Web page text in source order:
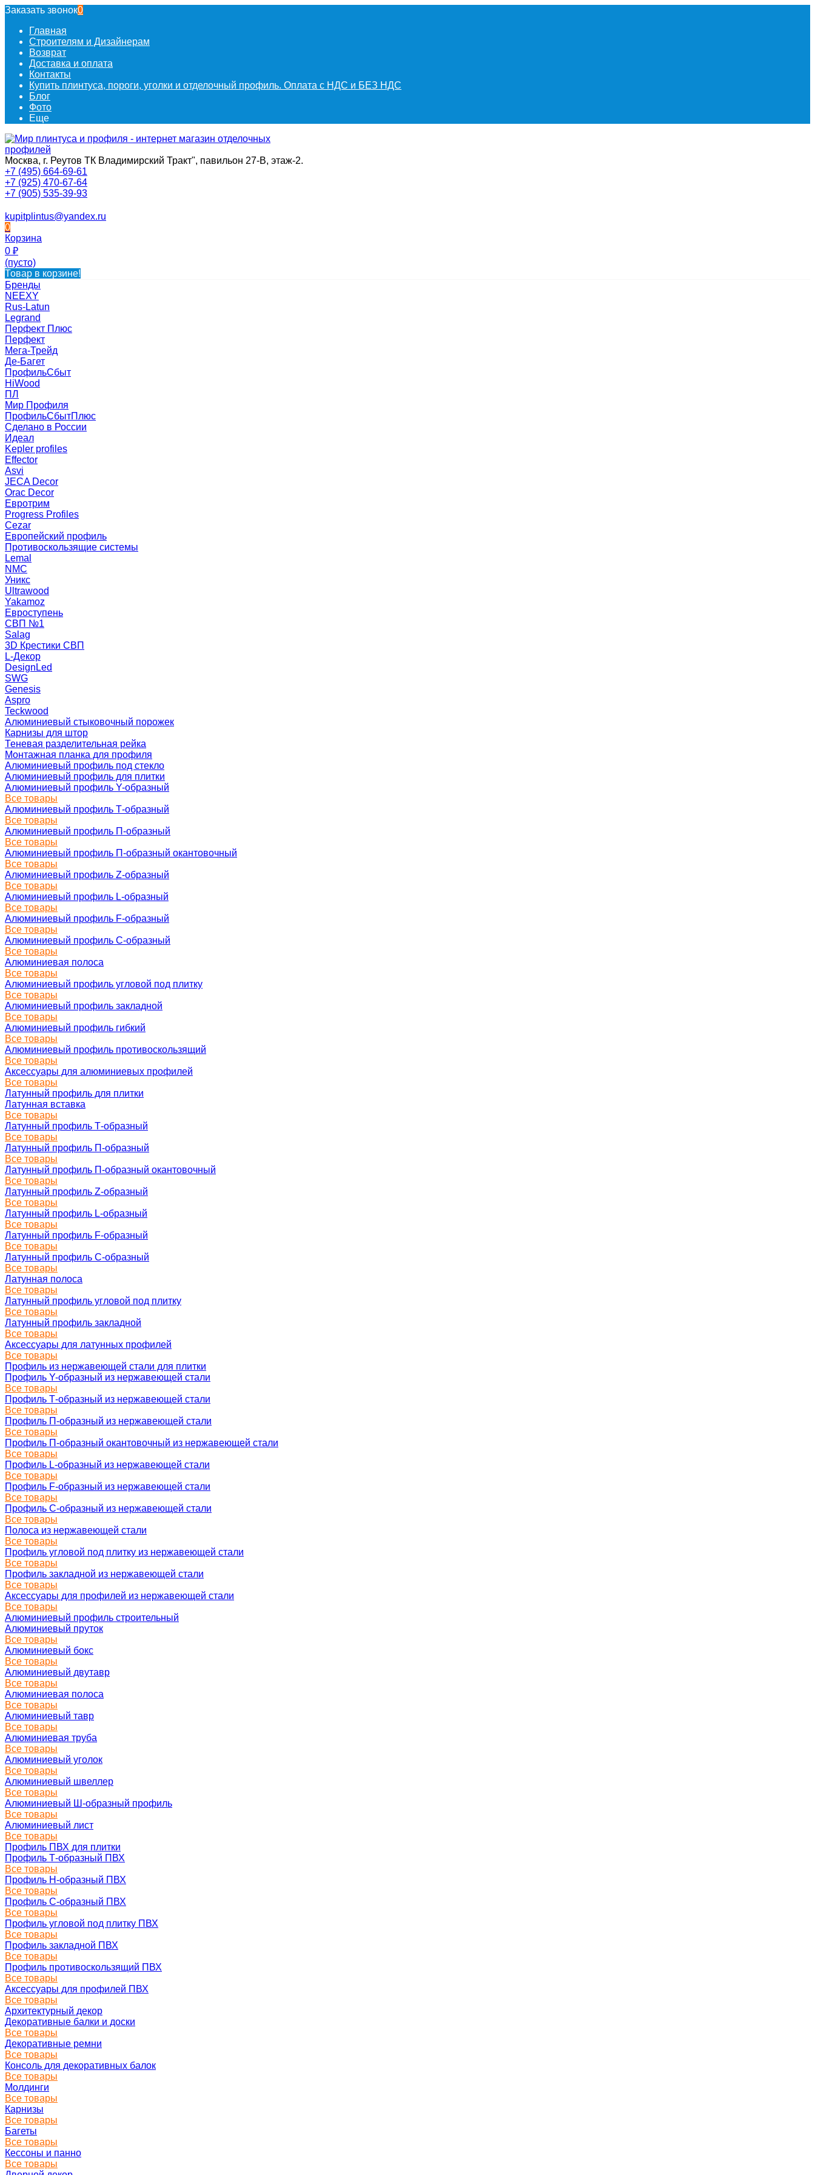
Заказать звонок0
Главная
Строителям и Дизайнерам
Возврат
Доставка и оплата
Контакты
Купить плинтуса, пороги, уголки и отделочный профиль. Оплата с НДС и БЕЗ НДС
Блог
Фото
Еще
Москва, г. Реутов ТК Владимирский Тракт", павильон 27-В, этаж-2.
+7 (495) 664-69-61
+7 (925) 470-67-64
+7 (905) 535-39-93
kupitplintus@yandex.ru
0
Корзина
0 ₽
(пусто)
Товар в корзине!
Бренды
NEEXY
Rus-Latun
Legrand
Перфект Плюс
Перфект
Мега-Трейд
Де-Багет
ПрофильСбыт
HiWood
ПЛ
Мир Профиля
ПрофильСбытПлюс
Сделано в России
Идеал
Kepler profiles
Effector
Asvi
JECA Decor
Orac Decor
Евротрим
Progress Profiles
Cezar
Европейский профиль
Противоскользящие системы
Lemal
NMC
Уникс
Ultrawood
Yakamoz
Евроступень
СВП №1
Salag
3D Крестики СВП
L-Декор
DesignLed
SWG
Genesis
Aspro
Teckwood
Алюминиевый стыковочный порожек
Карнизы для штор
Теневая разделительная рейка
Монтажная планка для профиля
Алюминиевый профиль под стекло
Алюминиевый профиль для плитки
Алюминиевый профиль Y-образный
Все товары
Алюминиевый профиль Т-образный
Все товары
Алюминиевый профиль П-образный
Все товары
Алюминиевый профиль П-образный окантовочный
Все товары
Алюминиевый профиль Z-образный
Все товары
Алюминиевый профиль L-образный
Все товары
Алюминиевый профиль F-образный
Все товары
Алюминиевый профиль C-образный
Все товары
Алюминиевая полоса
Все товары
Алюминиевый профиль угловой под плитку
Все товары
Алюминиевый профиль закладной
Все товары
Алюминиевый профиль гибкий
Все товары
Алюминиевый профиль противоскользящий
Все товары
Аксессуары для алюминиевых профилей
Все товары
Латунный профиль для плитки
Латунная вставка
Все товары
Латунный профиль Т-образный
Все товары
Латунный профиль П-образный
Все товары
Латунный профиль П-образный окантовочный
Все товары
Латунный профиль Z-образный
Все товары
Латунный профиль L-образный
Все товары
Латунный профиль F-образный
Все товары
Латунный профиль C-образный
Все товары
Латунная полоса
Все товары
Латунный профиль угловой под плитку
Все товары
Латунный профиль закладной
Все товары
Аксессуары для латунных профилей
Все товары
Профиль из нержавеющей стали для плитки
Профиль Y-образный из нержавеющей стали
Все товары
Профиль Т-образный из нержавеющей стали
Все товары
Профиль П-образный из нержавеющей стали
Все товары
Профиль П-образный окантовочный из нержавеющей стали
Все товары
Профиль L-образный из нержавеющей стали
Все товары
Профиль F-образный из нержавеющей стали
Все товары
Профиль C-образный из нержавеющей стали
Все товары
Полоса из нержавеющей стали
Все товары
Профиль угловой под плитку из нержавеющей стали
Все товары
Профиль закладной из нержавеющей стали
Все товары
Аксессуары для профилей из нержавеющей стали
Все товары
Алюминиевый профиль строительный
Алюминиевый пруток
Все товары
Алюминиевый бокс
Все товары
Алюминиевый двутавр
Все товары
Алюминиевая полоса
Все товары
Алюминиевый тавр
Все товары
Алюминиевая труба
Все товары
Алюминиевый уголок
Все товары
Алюминиевый швеллер
Все товары
Алюминиевый Ш-образный профиль
Все товары
Алюминиевый лист
Все товары
Профиль ПВХ для плитки
Профиль Т-образный ПВХ
Все товары
Профиль H-образный ПВХ
Все товары
Профиль C-образный ПВХ
Все товары
Профиль угловой под плитку ПВХ
Все товары
Профиль закладной ПВХ
Все товары
Профиль противоскользящий ПВХ
Все товары
Аксессуары для профилей ПВХ
Все товары
Архитектурный декор
Декоративные балки и доски
Все товары
Декоративные ремни
Все товары
Консоль для декоративных балок
Все товары
Молдинги
Все товары
Карнизы
Все товары
Багеты
Все товары
Кессоны и панно
Все товары